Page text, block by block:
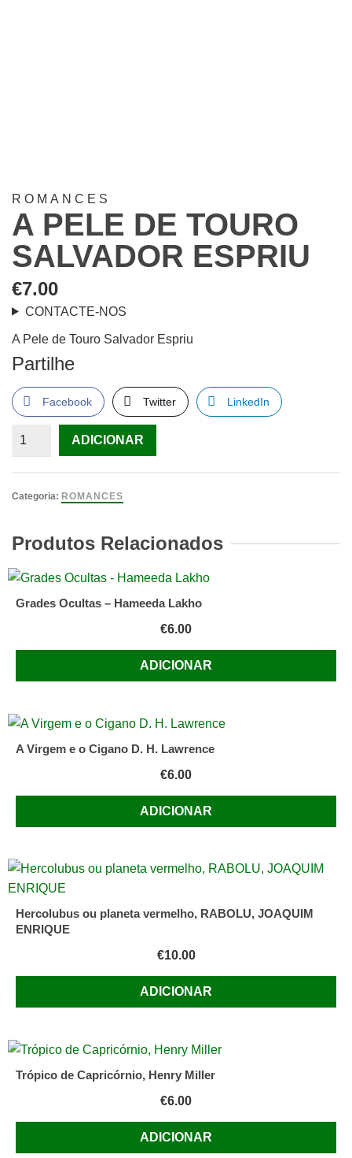
ROMANCES
A PELE DE TOURO
SALVADOR ESPRIU
€7.00
CONTACTE-NOS
A Pele de Touro Salvador Espriu
Partilhe
Facebook Twitter LinkedIn
Quantidade
Pele
Salvador
Espriu
ADICIONAR
Categoria: ROMANCES
Produtos Relacionados
Grades Ocultas – Hameeda Lakho
€6.00
ADICIONAR
A Virgem e o Cigano D. H. Lawrence
€6.00
ADICIONAR
Hercolubus ou planeta vermelho, RABOLU, JOAQUIM
ENRIQUE
€10.00
ADICIONAR
Trópico de Capricórnio, Henry Miller
€6.00
ADICIONAR